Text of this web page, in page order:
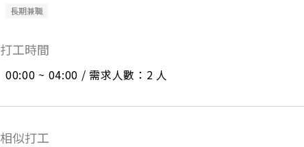
長期兼職
打工時間
00:00 ~ 04:00 / 需求人數：2 人
相似打工